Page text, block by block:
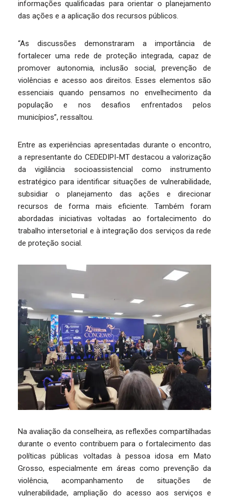
informações qualificadas para orientar o planejamento
das ações e a aplicação dos recursos públicos.
“As discussões demonstraram a importância de
fortalecer uma rede de proteção integrada, capaz de
promover autonomia, inclusão social, prevenção de
violências e acesso aos direitos. Esses elementos são
essenciais quando pensamos no envelhecimento da
população e nos desafios enfrentados pelos
municípios”, ressaltou.
Entre as experiências apresentadas durante o encontro,
a representante do CEDEDIPI-MT destacou a valorização
da vigilância socioassistencial como instrumento
estratégico para identificar situações de vulnerabilidade,
subsidiar o planejamento das ações e direcionar
recursos de forma mais eficiente. Também foram
abordadas iniciativas voltadas ao fortalecimento do
trabalho intersetorial e à integração dos serviços da rede
de proteção social.
Na avaliação da conselheira, as reflexões compartilhadas
durante o evento contribuem para o fortalecimento das
políticas públicas voltadas à pessoa idosa em Mato
Grosso, especialmente em áreas como prevenção da
violência, acompanhamento de situações de
vulnerabilidade, ampliação do acesso aos serviços e